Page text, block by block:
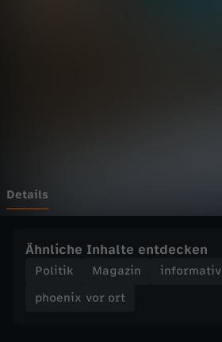
t
E
Details
Ähnliche Inhalte entdecken
Politik Magazin
informativ
phoenix vor ort